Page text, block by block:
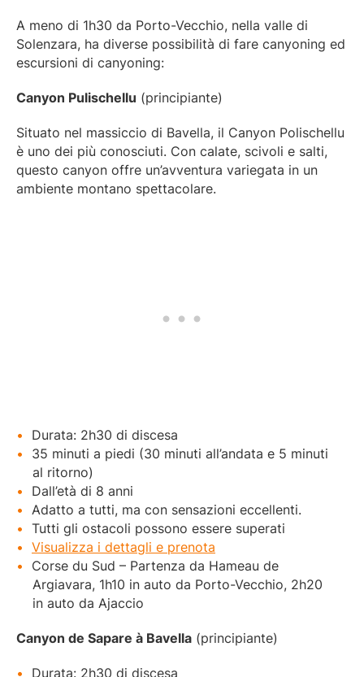
A meno di 1h30 da Porto-Vecchio, nella valle di
Solenzara, ha diverse possibilità di fare canyoning ed
escursioni di canyoning:
Canyon Pulischellu (principiante)
Situato nel massiccio di Bavella, il Canyon Polischellu
è uno dei più conosciuti. Con calate, scivoli e salti,
questo canyon offre un’avventura variegata in un
ambiente montano spettacolare.
Durata: 2h30 di discesa
35 minuti a piedi (30 minuti all’andata e 5 minuti
al ritorno)
Dall’età di 8 anni
Adatto a tutti, ma con sensazioni eccellenti.
Tutti gli ostacoli possono essere superati
Visualizza i dettagli e prenota
Corse du Sud – Partenza da Hameau de
Argiavara, 1h10 in auto da Porto-Vecchio, 2h20
in auto da Ajaccio
Canyon de Sapare à Bavella (principiante)
Durata: 2h30 di discesa